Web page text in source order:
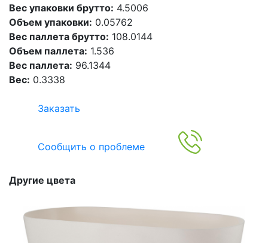
Вес упаковки брутто: 4.5006
Объем упаковки: 0.05762
Вес паллета брутто: 108.0144
Объем паллета: 1.536
Вес паллета: 96.1344
Вес: 0.3338
Заказать
Сообщить о проблеме
Другие цвета